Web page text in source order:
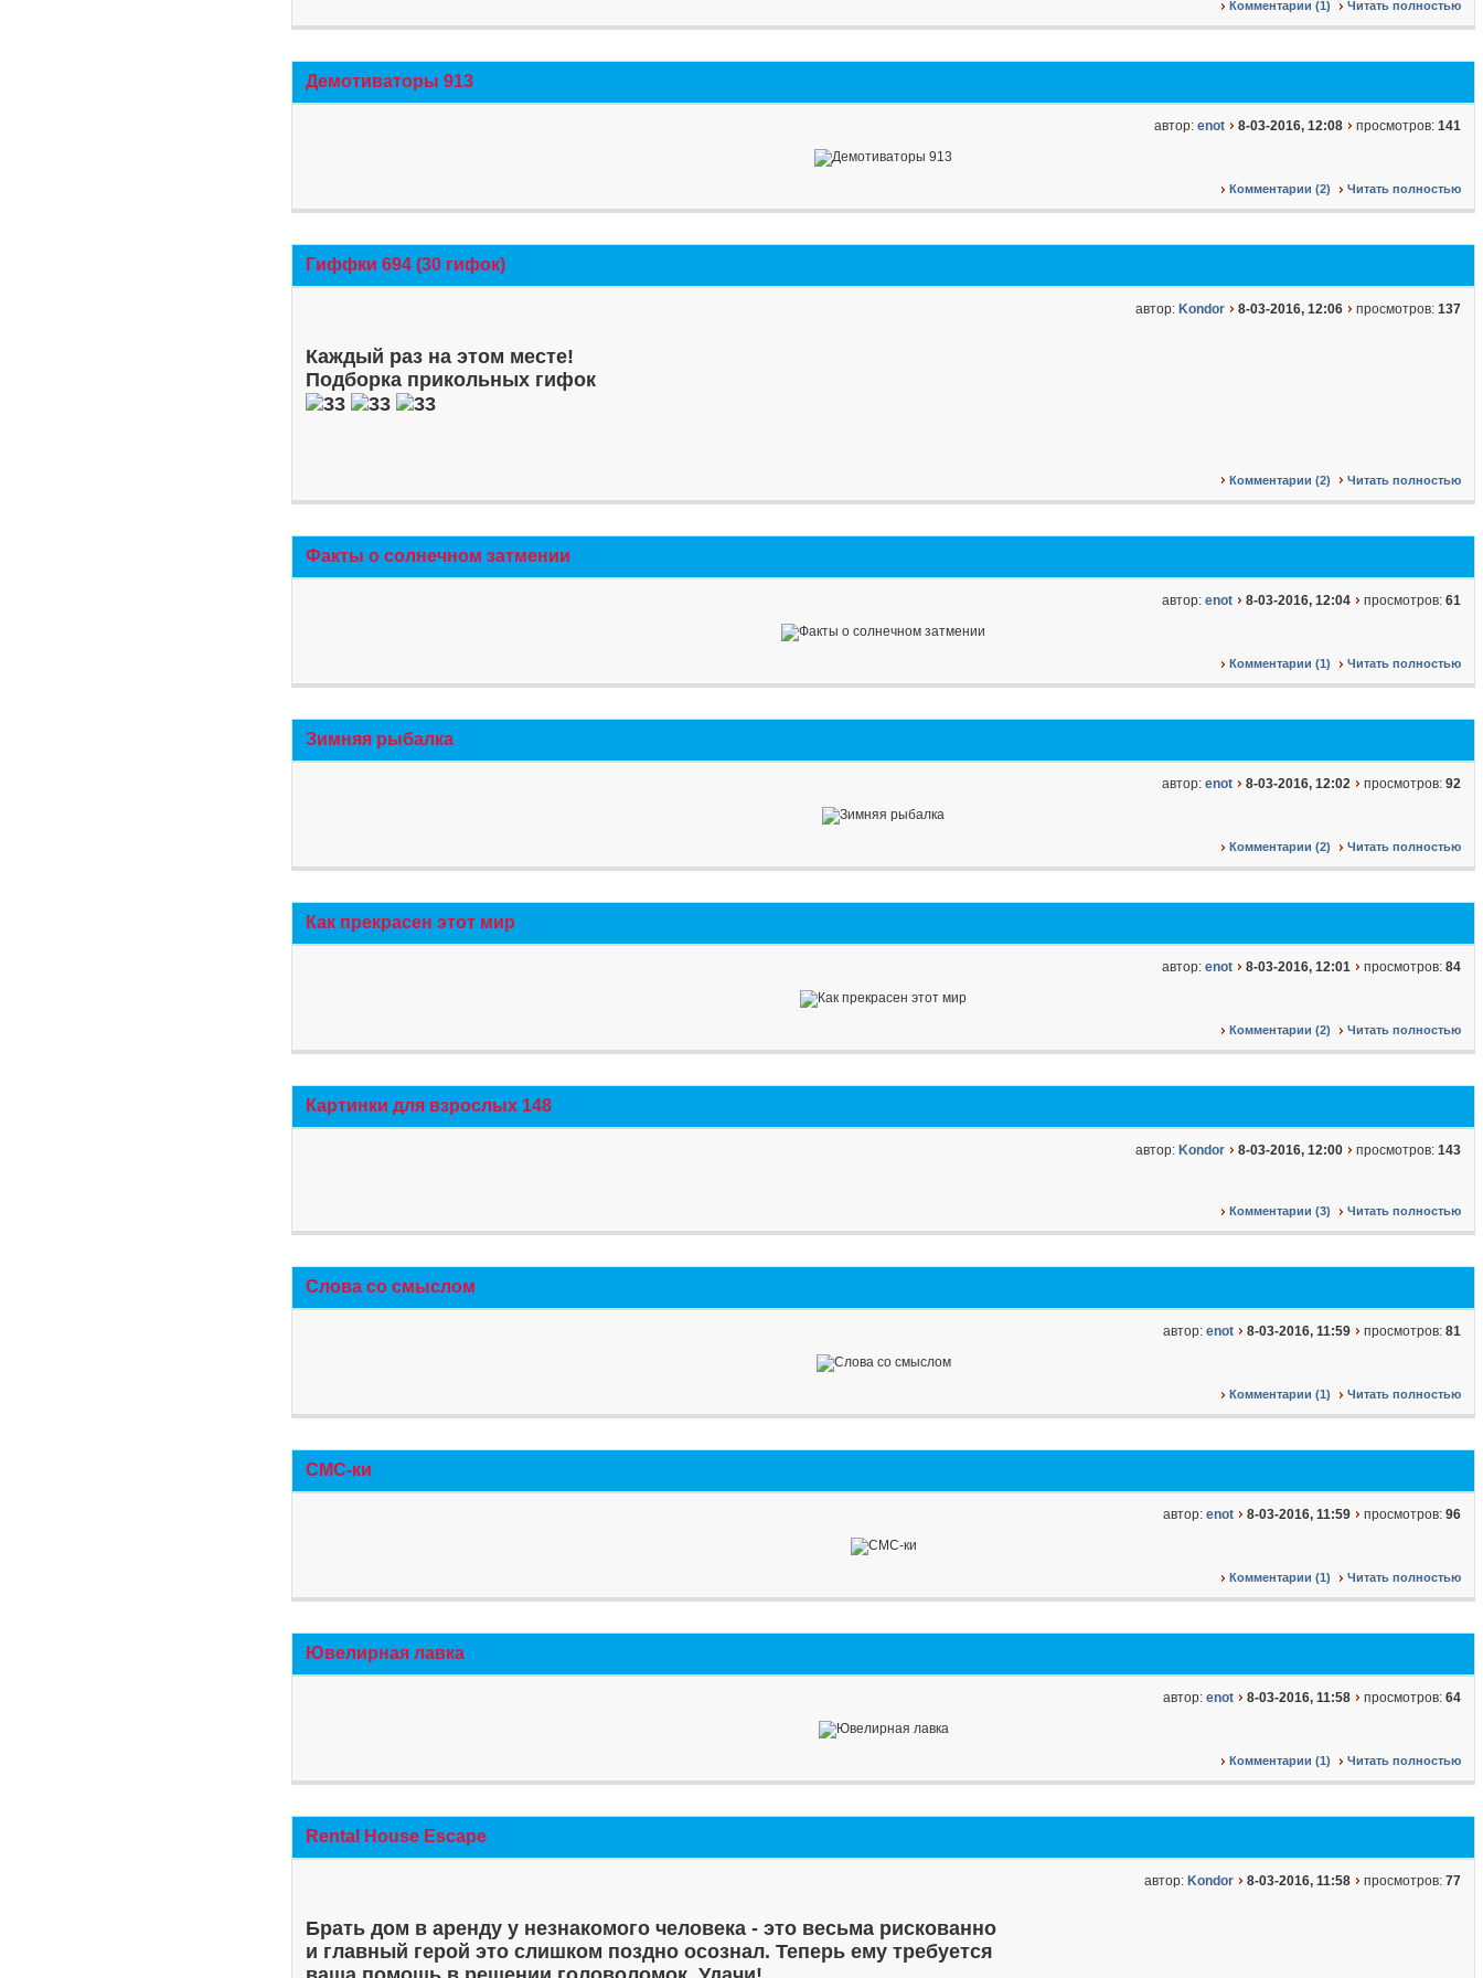
Комментарии (1) Читать полностью
Демотиваторы 913
автор: enot 8-03-2016, 12:08 просмотров: 141
Комментарии (2) Читать полностью
Гиффки 694 (30 гифок)
автор: Kondor 8-03-2016, 12:06 просмотров: 137
Каждый раз на этом месте!
Подборка прикольных гифок
Комментарии (2) Читать полностью
Факты о солнечном затмении
автор: enot 8-03-2016, 12:04 просмотров: 61
Комментарии (1) Читать полностью
Зимняя рыбалка
автор: enot 8-03-2016, 12:02 просмотров: 92
Комментарии (2) Читать полностью
Как прекрасен этот мир
автор: enot 8-03-2016, 12:01 просмотров: 84
Комментарии (2) Читать полностью
Картинки для взрослых 148
автор: Kondor 8-03-2016, 12:00 просмотров: 143
Комментарии (3) Читать полностью
Слова со смыслом
автор: enot 8-03-2016, 11:59 просмотров: 81
Комментарии (1) Читать полностью
СМС-ки
автор: enot 8-03-2016, 11:59 просмотров: 96
Комментарии (1) Читать полностью
Ювелирная лавка
автор: enot 8-03-2016, 11:58 просмотров: 64
Комментарии (1) Читать полностью
Rental House Escape
автор: Kondor 8-03-2016, 11:58 просмотров: 77
Брать дом в аренду у незнакомого человека - это весьма рискованно
и главный герой это слишком поздно осознал. Теперь ему требуется